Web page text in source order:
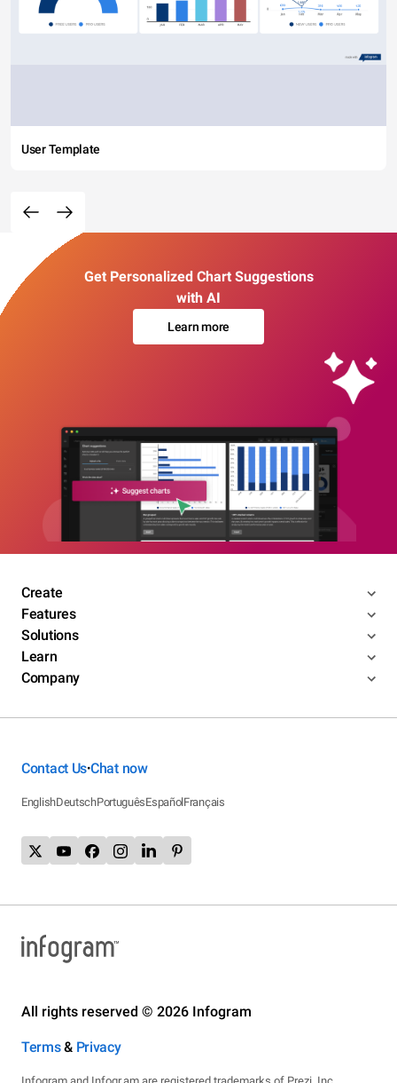
User Template
Get Personalized Chart Suggestions
with AI
Learn more
Create
Features
Solutions
Learn
Company
Contact Us•Chat now
EnglishDeutschPortuguêsEspañolFrançais
All rights reserved © 2026 Infogram
Terms& Privacy